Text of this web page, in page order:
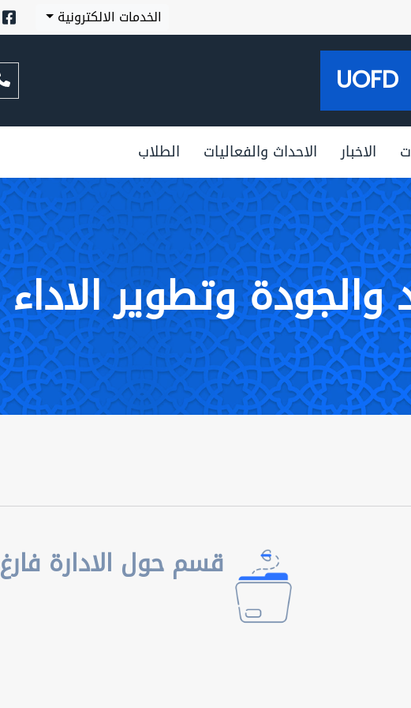
الخدمات الالكترونية
UOFD
الاخبار الاحداث والفعاليات الطلاب
والجودة وتطوير الاداء
قسم حول الادارة فارغ